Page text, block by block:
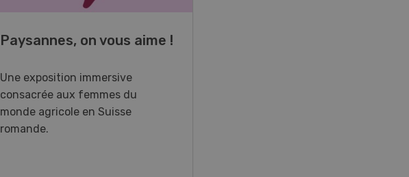
Paysannes, on vous aime !
Une exposition immersive
consacrée aux femmes du
monde agricole en Suisse
romande.